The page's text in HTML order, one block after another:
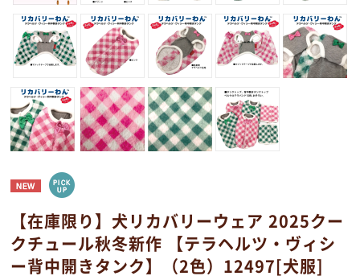
【在庫限り】犬リカバリーウェア 2025クー
クチュール秋冬新作 【テラヘルツ・ヴィシ
ー背中開きタンク】（2色）12497[犬服]